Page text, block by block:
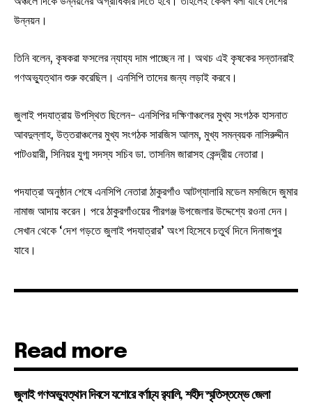
উন্নয়ন।
তিনি বলেন, কৃষকরা ফসলের ন্যায্য দাম পাচ্ছেন না। অথচ এই কৃষকের সন্তানরাই
গণঅভ্যুত্থান শুরু করেছিল। এনসিপি তাদের জন্য লড়াই করবে।
জুলাই পদযাত্রায় উপস্থিত ছিলেন- এনসিপির দক্ষিণাঞ্চলের মুখ্য সংগঠক হাসনাত
আবদুল্লাহ, উত্তরাঞ্চলের মুখ্য সংগঠক সারজিস আলম, মুখ্য সমন্বয়ক নাসিরুদ্দীন
পাটওয়ারী, সিনিয়র যুগ্ম সদস্য সচিব ডা. তাসনিম জারাসহ কেন্দ্রীয় নেতারা।
পদযাত্রা অনুষ্ঠান শেষে এনসিপি নেতারা ঠাকুরগাঁও আটগ্যালারি মডেল মসজিদে জুমার
নামাজ আদায় করেন। পরে ঠাকুরগাঁওয়ের পীরগঞ্জ উপজেলার উদ্দেশ্যে রওনা দেন।
সেখান থেকে ‘দেশ গড়তে জুলাই পদযাত্রার’ অংশ হিসেবে চতুর্থ দিনে দিনাজপুর
যাবে।
Read more
জুলাই গণঅভ্যুত্থান দিবসে যশোরে বর্ণাঢ্য র‍্যালি, শহীদ স্মৃতিস্তম্ভে জেলা